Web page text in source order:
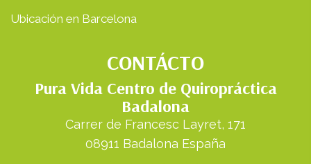
Ubicación en Barcelona
CONTÁCTO
Pura Vida Centro de Quiropráctica
Badalona
Carrer de Francesc Layret, 171
08911 Badalona España